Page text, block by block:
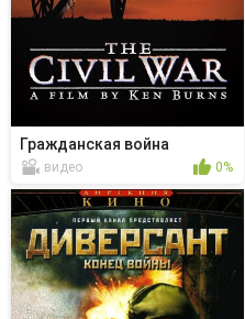
Гражданская война
видео 0%